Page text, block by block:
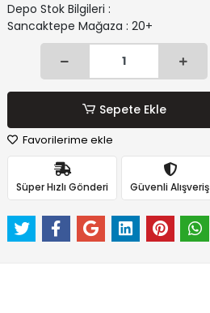
Depo Stok Bilgileri :
Sancaktepe Mağaza : 20+
Sepete Ekle
Favorilerime ekle
Süper Hızlı Gönderi Güvenli Alışveriş